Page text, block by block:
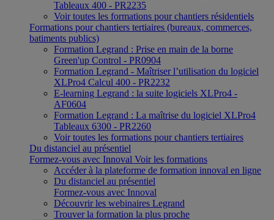
Tableaux 400 - PR2235
Voir toutes les formations pour chantiers résidentiels
Formations pour chantiers tertiaires (bureaux, commerces,
batiments publics)
Formation Legrand : Prise en main de la borne
Green'up Control - PR0904
Formation Legrand - Maîtriser l’utilisation du logiciel
XLPro4 Calcul 400 - PR2232
E-learning Legrand : la suite logiciels XLPro4 -
AF0604
Formation Legrand : La maîtrise du logiciel XLPro4
Tableaux 6300 - PR2260
Voir toutes les formations pour chantiers tertiaires
Du distanciel au présentiel
Formez-vous avec Innoval Voir les formations
Accéder à la plateforme de formation innoval en ligne
Du distanciel au présentiel
Formez-vous avec Innoval
Découvrir les webinaires Legrand
Trouver la formation la plus proche